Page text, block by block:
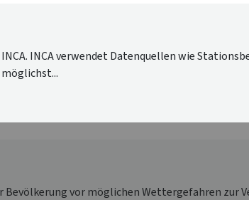
INCA verwendet Datenquellen wie
vor möglichen Wettergefahren zur